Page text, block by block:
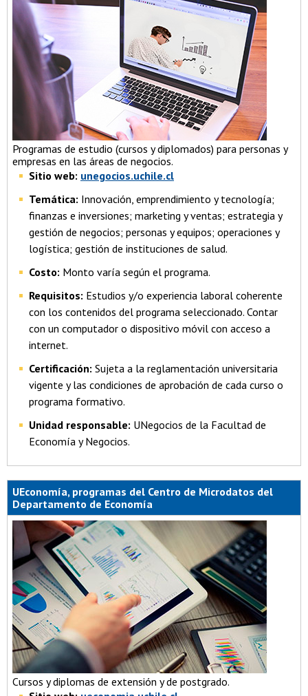
Programas de estudio (cursos y diplomados) para personas y
empresas en las áreas de negocios.
Sitio web: unegocios.uchile.cl
Temática: Innovación, emprendimiento y tecnología;
finanzas e inversiones; marketing y ventas; estrategia y
gestión de negocios; personas y equipos; operaciones y
logística; gestión de instituciones de salud.
Costo: Monto varía según el programa.
Requisitos: Estudios y/o experiencia laboral coherente
con los contenidos del programa seleccionado. Contar
con un computador o dispositivo móvil con acceso a
internet.
Certificación: Sujeta a la reglamentación universitaria
vigente y las condiciones de aprobación de cada curso o
programa formativo.
Unidad responsable: UNegocios de la Facultad de
Economía y Negocios.
UEconomía, programas del Centro de Microdatos del
Departamento de Economía
Cursos y diplomas de extensión y de postgrado.